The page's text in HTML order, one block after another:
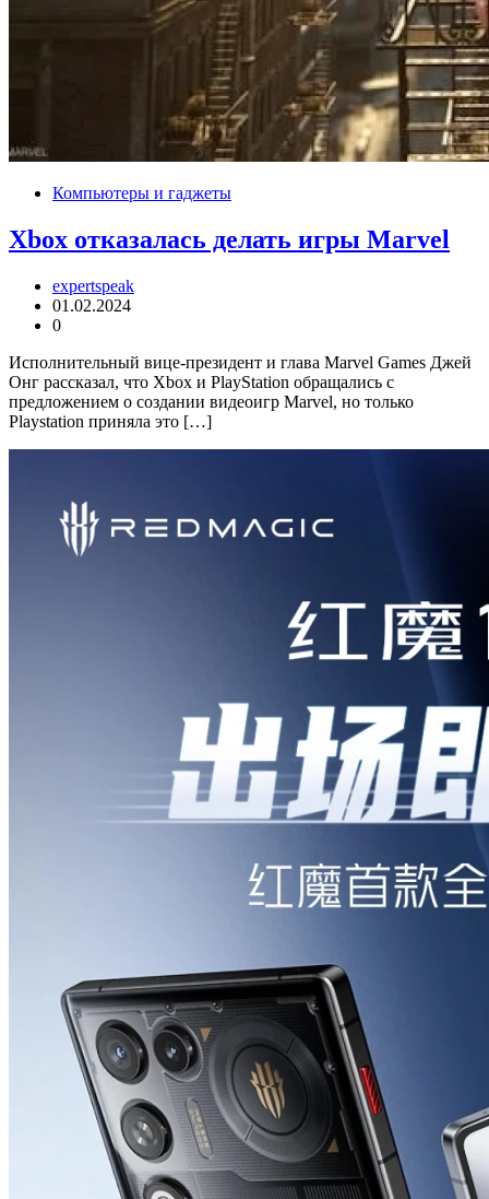
Компьютеры и гаджеты
Xbox отказалась делать игры Marvel
expertspeak
01.02.2024
0
Исполнительный вице-президент и глава Marvel Games Джей
Онг рассказал, что Xbox и PlayStation обращались с
предложением о создании видеоигр Marvel, но только
Playstation приняла это […]